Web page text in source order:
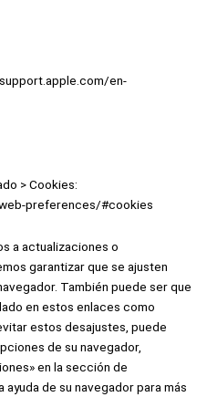
en-
> Cookies:
preferences/#cookies
a actualizaciones o
garantizar que se ajusten
También puede ser que
en estos enlaces como
estos desajustes, puede
de su navegador,
en la sección de
de su navegador para más